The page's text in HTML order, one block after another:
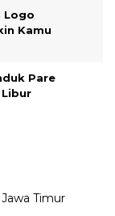
Logo
Kamu
Pare
Libur
Timur